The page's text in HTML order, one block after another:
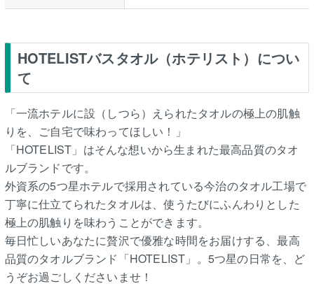
HOTELISTバスタオル（ホテリスト）につい
て
「一流ホテルに設（しつら）えられたタオルの極上の肌触
りを、ご自宅で味わってほしい！」
「HOTELIST」はそんな想いから生まれた最高品質のタオ
ルブランドです。
外資系の5つ星ホテルで採用されている今治のタオル工場で
丁寧に仕立てられたタオルは、使うたびにふんわりとした
極上の肌触りを味わうことができます。
毎日忙しいあなたに贅沢で優雅な時間をお届けする、最高
品質のタオルブランド「HOTELIST」。5つ星の日常を、ど
うぞお過ごしくださいませ！